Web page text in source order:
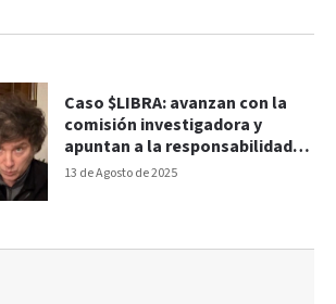
13 de Agosto de 2025
Caso $LIBRA: avanzan con la
comisión investigadora y
apuntan a la responsabilidad
de Milei